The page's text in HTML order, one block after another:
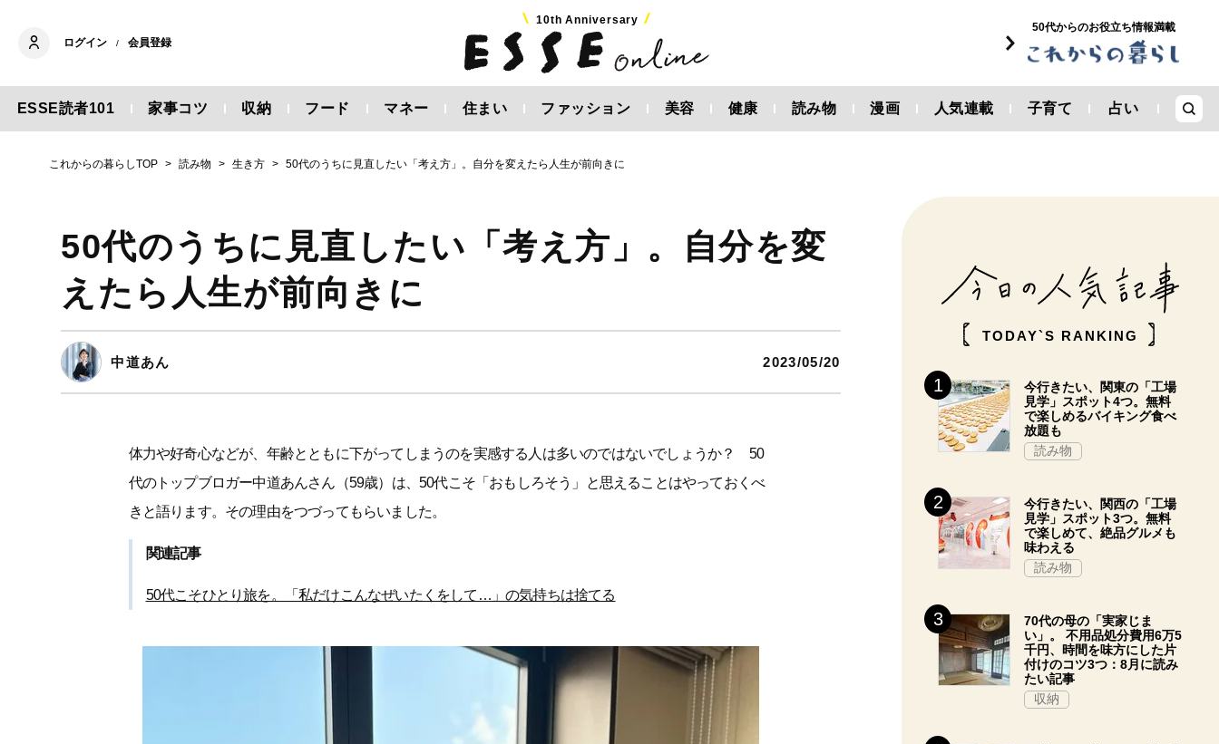
ログイン / 会員登録
10th Anniversary
50代からのお役立ち情報満載
ESSE読者101 家事コツ 収納 フード マネー 住まい ファッション 美容 健康 読み物 漫画 人気連載 子育て 占い
これからの暮らしTOP 読み物 生き方 50代のうちに見直したい「考え方」。自分を変えたら人生が前向きに
50代のうちに見直したい「考え方」。自分を変
えたら人生が前向きに
中道あん 2023/05/20
体力や好奇心などが、年齢とともに下がってしまうのを実感する人は多いのではないでしょうか？ 50
代のトップブロガー中道あんさん（59歳）は、50代こそ「おもしろそう」と思えることはやっておくべ
きと語ります。その理由をつづってもらいました。
関連記事
50代こそひとり旅を。「私だけこんなぜいたくをして…」の気持ちは捨てる
TODAY`S RANKING
今行きたい、関東の「工場
見学」スポット4つ。無料
で楽しめるバイキング食べ
放題も
読み物
今行きたい、関西の「工場
見学」スポット3つ。無料
で楽しめて、絶品グルメも
味わえる
読み物
70代の母の「実家じま
い」。 不用品処分費用6万5
千円、時間を味方にした片
付けのコツ3つ：8月に読み
たい記事
収納